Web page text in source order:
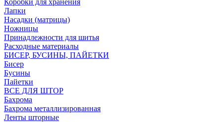
Коробки для хранения
Лапки
Насадки (матрицы)
Ножницы
Принадлежности для шитья
Расходные материалы
БИСЕР, БУСИНЫ, ПАЙЕТКИ
Бисер
Бусины
Пайетки
ВСЕ ДЛЯ ШТОР
Бахрома
Бахрома металлизированная
Ленты шторные